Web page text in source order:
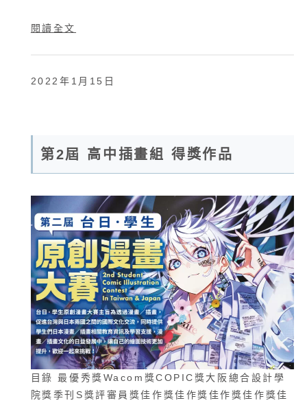
閱讀全文
2022年1月15日
第2屆 高中插畫組 得獎作品
目錄 最優秀獎Wacom獎COPIC獎大阪總合設計學
院獎季刊S獎評審員獎佳作獎佳作獎佳作獎佳作獎佳